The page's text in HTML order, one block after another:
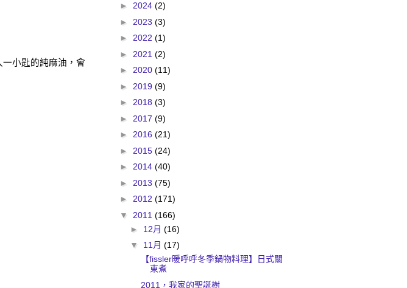
小匙的純麻油，會
► 2024 (2)
► 2023 (3)
► 2022 (1)
► 2021 (2)
► 2020 (11)
► 2019 (9)
► 2018 (3)
► 2017 (9)
► 2016 (21)
► 2015 (24)
► 2014 (40)
► 2013 (75)
► 2012 (171)
▼ 2011 (166)
► 12月 (16)
▼ 11月 (17)
【fissler暖呼呼冬季鍋物料理】日式關
東煮
2011，我家的聖誕樹